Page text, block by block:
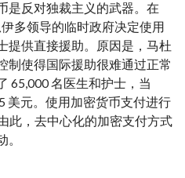
是反对独裁主义的武器。在
多领导的临时政府决定使用
提供直接援助。原因是，马杜
制使得国际援助很难通过正常
65,000 名医生和护士，当
美元。使用加密货币支付进行
此，去中心化的加密支付方式